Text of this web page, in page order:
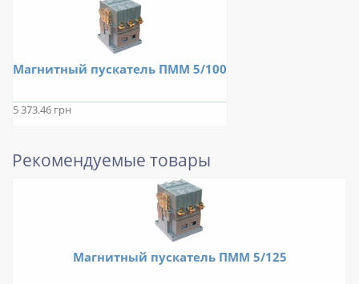
Магнитный пускатель ПММ 5/100
5 373.46 грн
Рекомендуемые товары
Магнитный пускатель ПММ 5/125